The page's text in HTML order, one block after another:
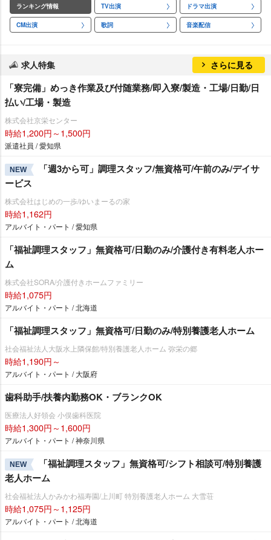
ランキング情報 TV出演 ドラマ出演
CM出演 歌詞 音楽配信
求人特集 さらに見る
「寮完備」めっき作業及び付随業務/即入寮/製造・工場/日勤/日
払い/工場・製造
株式会社京栄センター
時給1,200円～1,500円
派遣社員 / 愛知県
NEW
「週3から可」調理スタッフ/無資格可/午前のみ/デイサ
ービス
株式会社はじめの一歩/ゆいまーるの家
時給1,162円
アルバイト・パート / 愛知県
「福祉調理スタッフ」無資格可/日勤のみ/介護付き有料老人ホー
ム
株式会社SORA/介護付きホームファミリー
時給1,075円
アルバイト・パート / 北海道
「福祉調理スタッフ」無資格可/日勤のみ/特別養護老人ホーム
社会福祉法人大阪水上隣保館/特別養護老人ホーム 弥栄の郷
時給1,190円～
アルバイト・パート / 大阪府
歯科助手/扶養内勤務OK・ブランクOK
医療法人好領会 小俣歯科医院
時給1,300円～1,600円
アルバイト・パート / 神奈川県
NEW
「福祉調理スタッフ」無資格可/シフト相談可/特別養護
老人ホーム
社会福祉法人かみかわ福寿園/上川町 特別養護老人ホーム 大雪荘
時給1,075円～1,125円
アルバイト・パート / 北海道